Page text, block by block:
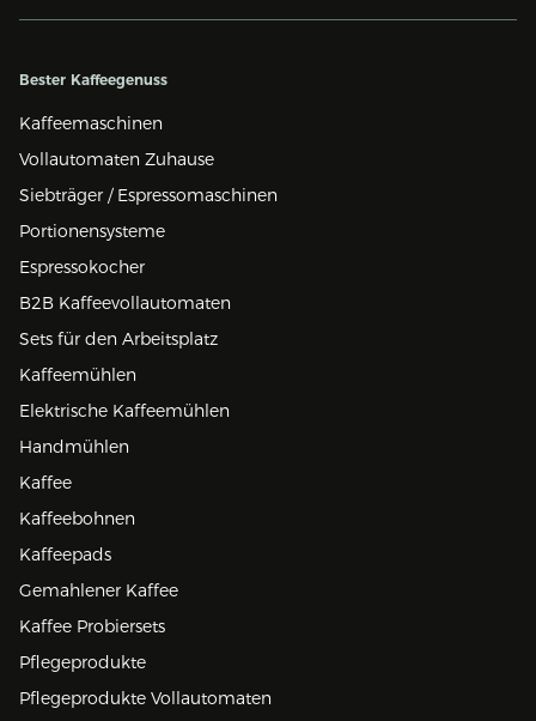
Bester Kaffeegenuss
Kaffeemaschinen
Vollautomaten Zuhause
Siebträger / Espressomaschinen
Portionensysteme
Espressokocher
B2B Kaffeevollautomaten
Sets für den Arbeitsplatz
Kaffeemühlen
Elektrische Kaffeemühlen
Handmühlen
Kaffee
Kaffeebohnen
Kaffeepads
Gemahlener Kaffee
Kaffee Probiersets
Pflegeprodukte
Pflegeprodukte Vollautomaten